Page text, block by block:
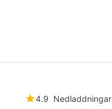
4.9 Nedladdningar